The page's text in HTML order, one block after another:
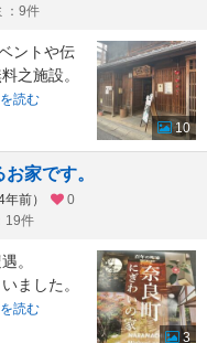
：9件
ントや伝
之施設。
読む
10
家です。
前）
0
19件
。
ました。
読む
3